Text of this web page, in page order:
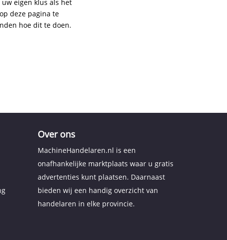
eigen klus als het
deze pagina te
hoe dit te doen.
Over ons
MachineHandelaren.nl is een
onafhankelijke marktplaats waar u gratis
advertenties kunt plaatsen. Daarnaast
bieden wij een handig overzicht van
handelaren in elke provincie.